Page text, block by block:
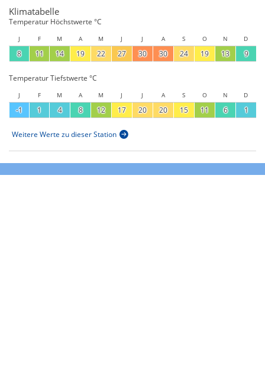
Klimatabelle
Temperatur Höchstwerte °C
J F M A M J J A S O N D
8 11 14 19 22 27 30 30 24 19 13 9
Temperatur Tiefstwerte °C
J F M A M J J A S O N D
-1 1 4 8 12 17 20 20 15 11 6 1
Weitere Werte zu dieser Station